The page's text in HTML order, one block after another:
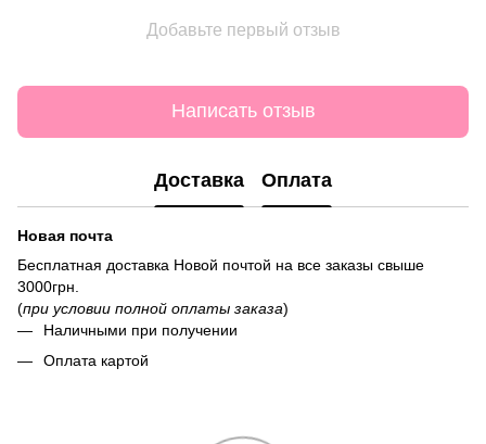
Добавьте первый отзыв
Написать отзыв
Доставка Оплата
Новая почта
Бесплатная доставка Новой почтой на все заказы свыше
3000грн.
(при условии полной оплаты заказа)
Наличными при получении
Оплата картой